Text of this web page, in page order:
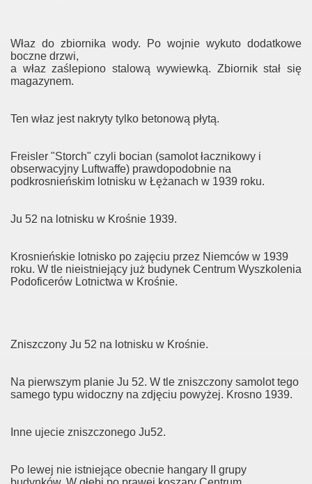
Właz do zbiornika wody. Po wojnie wykuto dodatkowe
boczne drzwi,
a właz zaślepiono stalową wywiewką. Zbiornik stał się
magazynem.
Ten właz jest nakryty tylko betonową płytą.
Freisler "Storch" czyli bocian (samolot łacznikowy i
obserwacyjny Luftwaffe) prawdopodobnie na
podkrosnieńskim lotnisku w Łężanach w 1939 roku.
Ju 52 na lotnisku w Krośnie 1939.
Krosnieńskie lotnisko po zajęciu przez Niemców w 1939
roku. W tle nieistniejący już budynek Centrum Wyszkolenia
Podoficerów Lotnictwa w Krośnie.
Zniszczony Ju 52 na lotnisku w Krośnie.
Na pierwszym planie Ju 52. W tle zniszczony samolot tego
samego typu widoczny na zdjęciu powyżej. Krosno 1939.
Inne ujecie zniszczonego Ju52.
Po lewej nie istniejące obecnie hangary II grupy